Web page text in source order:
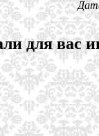
для вас